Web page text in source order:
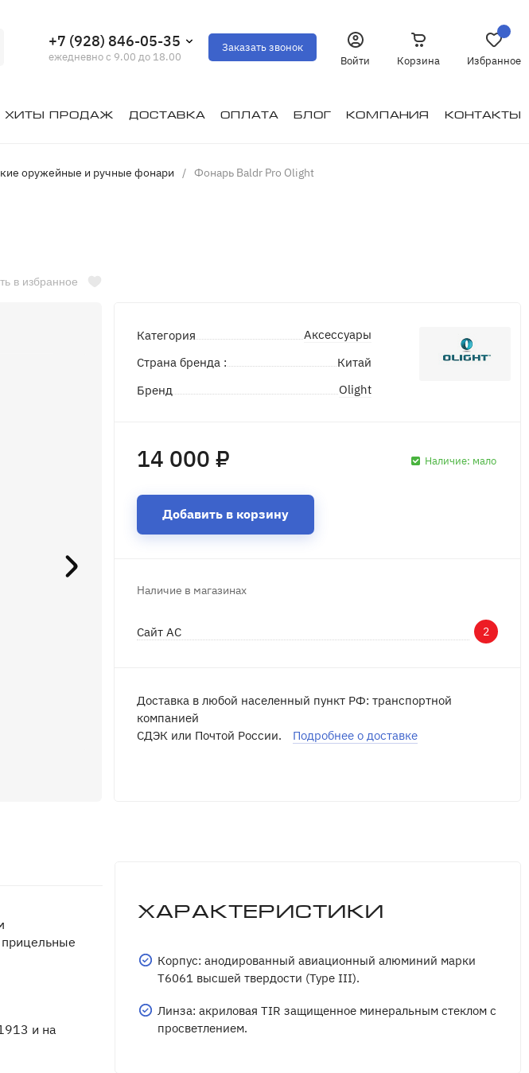
+7 (928) 846-05-35
ежедневно с 9.00 до 18.00
Заказать звонок
Войти
Корзина Избранное
Хиты продаж Доставка Оплата Блог Компания Контакты
оружейные и ручные фонари / Фонарь Baldr Pro Olight
в избранное
Категория
Аксессуары
Страна бренда :
Китай
Бренд
Olight
14 000 ₽ Наличие: мало
Добавить в корзину
Наличие в магазинах
Сайт АС 2
Доставка в любой населенный пункт РФ: транспортной
компанией
СДЭК или Почтой России.
Подробнее о доставке
и на
Характеристики
Корпус: анодированный авиационный алюминий марки
T6061 высшей твердости (Type III).
Линза: акриловая TIR защищенное минеральным стеклом с
просветлением.